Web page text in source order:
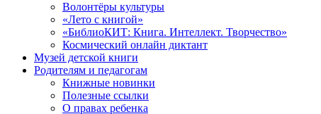
Волонтёры культуры
«Лето с книгой»
«БиблиоКИТ: Книга. Интеллект. Творчество»
Космический онлайн диктант
Музей детской книги
Родителям и педагогам
Книжные новинки
Полезные ссылки
О правах ребенка